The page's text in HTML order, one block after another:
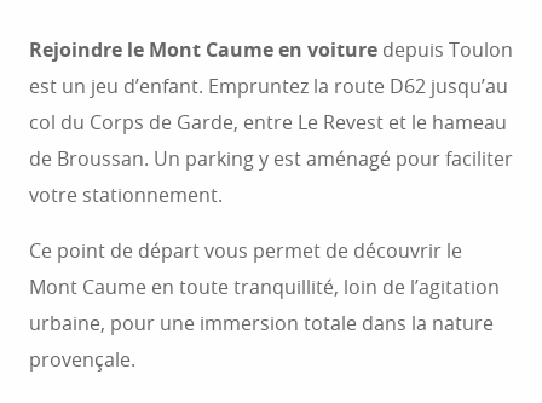
Rejoindre le Mont Caume en voiture depuis Toulon
est un jeu d’enfant. Empruntez la route D62 jusqu’au
col du Corps de Garde, entre Le Revest et le hameau
de Broussan. Un parking y est aménagé pour faciliter
votre stationnement.
Ce point de départ vous permet de découvrir le
Mont Caume en toute tranquillité, loin de l’agitation
urbaine, pour une immersion totale dans la nature
provençale.